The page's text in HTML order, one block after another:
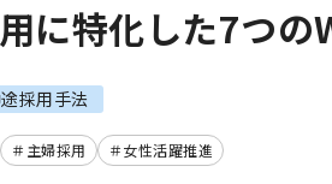
に特化した7つの
採用手法
主婦採用 女性活躍推進